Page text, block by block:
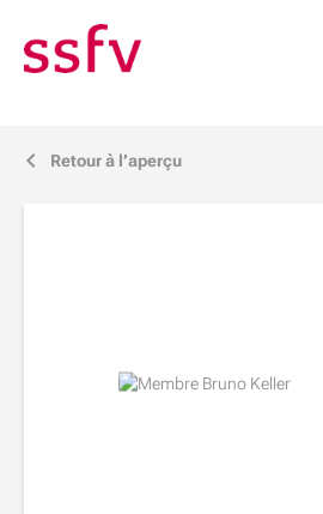
j Retour à l’aperçu